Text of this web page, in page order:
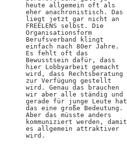
heute allgemein oft als
eher anachronistisch. Das
liegt jetzt gar nicht an
FREELENS selbst. Die
Organisationsform
Berufsverband klingt
einfach nach 80er Jahre.
Es fehlt oft das
Bewusstsein dafür, dass
hier Lobbyarbeit gemacht
wird, dass Rechtsberatung
zur Verfügung gestellt
wird. Genau das brauchen
wir aber alle ständig und
gerade für junge Leute hat
das eine große Bedeutung.
Aber das müsste anders
kommuniziert werden, damit
es allgemein attraktiver
wird.